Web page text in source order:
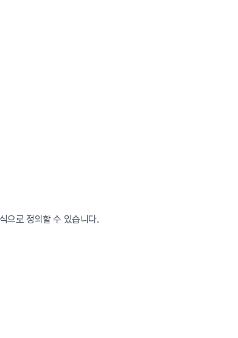
으로 정의할 수 있습니다.